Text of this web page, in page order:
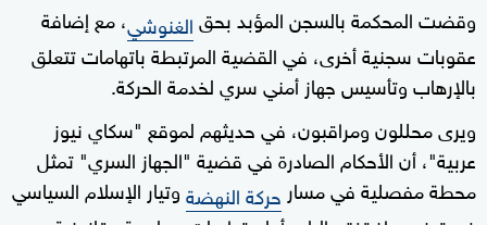
وقضت المحكمة بالسجن المؤبد بحقالغنوشي، مع إضافة
عقوبات سجنية أخرى، في القضية المرتبطة باتهامات تتعلق
بالإرهاب وتأسيس جهاز أمني سري لخدمة الحركة.
ويرى محللون ومراقبون، في حديثهم لموقع "سكاي نيوز
عربية"، أن الأحكام الصادرة في قضية "الجهاز السري" تمثل
محطة مفصلية في مسار حركة النهضةوتيار الإسلام السياسي